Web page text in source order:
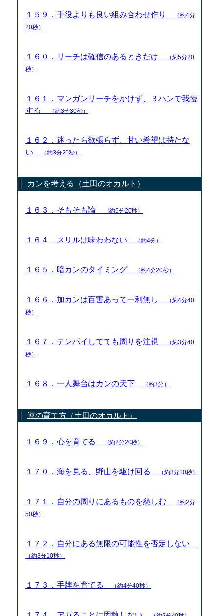
１５９．手役よりも良い組み合わせ作り
（約4分
20秒）
１６０．リーチは確信のあるときだけ
（約5分20
秒）
１６１．マンガンリーチをかけず、３ハンで我慢
する
（約3分30秒）
１６２．迷ったら欲張らず、甘い希望は持たな
い
（約3分20秒）
カンを考える（土田のオカルト）
１６３．そもそも論 （約5分20秒）
１６４．スリルは味わわない （約4分）
１６５．暗カンのタイミング （約4分20秒）
１６６．加カンは百害あって一利無し
（約4分40
秒）
１６７．テンパイしてても周りを注視
（約3分40
秒）
１６８．一人舞台はカンの天下 （約3分）
運の育て方（土田のオカルト）
１６９．心を育てる （約2分20秒）
１７０．海を見る、野山を駆け回る （約3分10秒）
１７１．自分の周りにあるものを慈しむ
（約2分
50秒）
１７２．自分にある無限の可能性を否定しない
（約3分10秒）
１７３．手牌を育てる （約4分40秒）